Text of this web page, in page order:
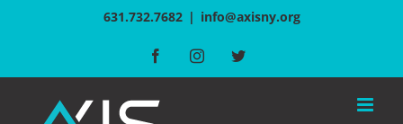
631.732.7682 | info@axisny.org
FacebookInstagramTwitter